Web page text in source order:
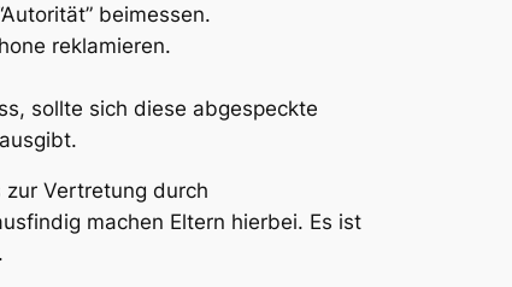
beimessen.
reklamieren.
sollte sich diese abgespeckte
Vertretung durch
machen Eltern hierbei. Es ist